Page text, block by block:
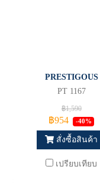
PRESTIGOUS
PT 1167
฿1,590
฿954 -40%
สั่งซื้อสินค้า
เปรียบเทียบ